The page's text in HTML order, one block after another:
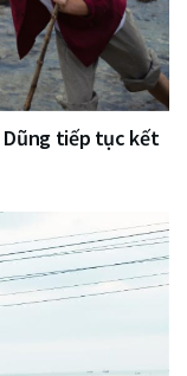
Dũng tiếp tục kết